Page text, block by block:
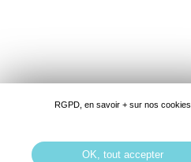
RGPD, en savoir + sur nos cookies
OK, tout accepter